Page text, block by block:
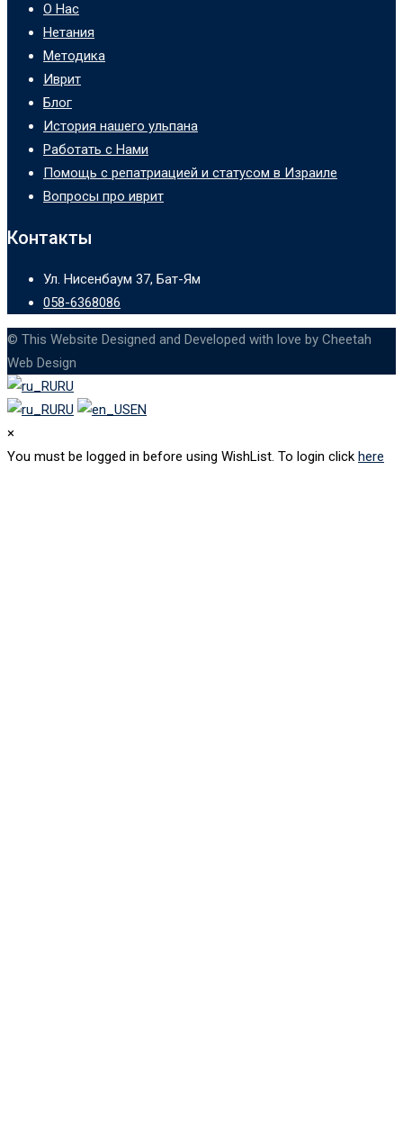
О Нас
Нетания
Методика
Иврит
Блог
История нашего ульпана
Работать с Нами
Помощь с репатриацией и статусом в Израиле
Вопросы про иврит
Контакты
Ул. Нисенбаум 37, Бат-Ям
058-6368086
© This Website Designed and Developed with love by Cheetah
Web Design
RU
RU
EN
×
You must be logged in before using WishList. To login click here